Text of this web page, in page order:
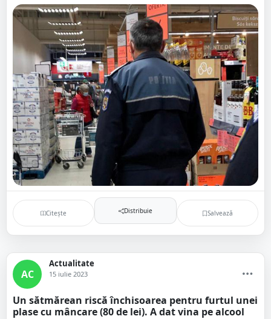
Citește Distribuie Salvează
AC
Actualitate
15 iulie 2023
Un sătmărean riscă închisoarea pentru furtul unei
plase cu mâncare (80 de lei). A dat vina pe alcool